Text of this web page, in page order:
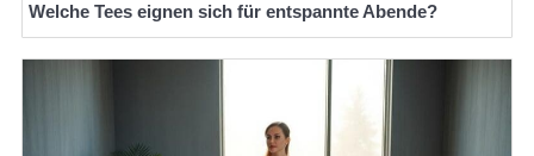
Welche Tees eignen sich für entspannte Abende?